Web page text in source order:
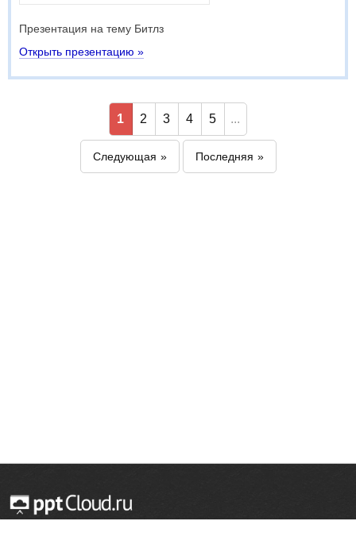
Презентация на тему Битлз
Открыть презентацию »
1 2 3 4 5 ...
Следующая Последняя